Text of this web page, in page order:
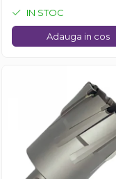
IN STOC
Adauga in cos